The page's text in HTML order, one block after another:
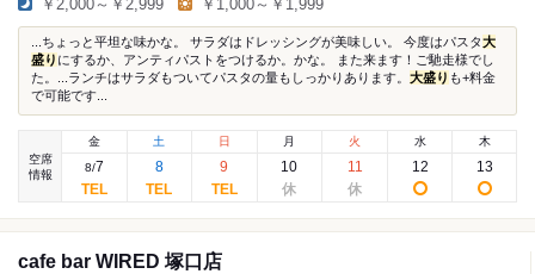
￥2,000～￥2,999 ￥1,000～￥1,999
...ちょっと平坦な味かな。 サラダはドレッシングが美味しい。 今度はパスタ大
盛り にするか、アンティパストをつけるか。かな。 また来ます！ご馳走様でし
た。...ランチはサラダもついてパスタの量もしっかりあります。 大盛り も+料金
で可能です...
空席
情報
金
8/7
土
8
日
9
月
10
火
11
水
12
木
13
cafe bar WIRED 塚口店